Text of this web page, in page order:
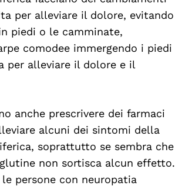
per alleviare il dolore, evitando
piedi o le camminate,
comodee immergendo i piedi
per alleviare il dolore e il
anche prescrivere dei farmaci
alcuni dei sintomi della
soprattutto se sembra che
non sortisca alcun effetto.
persone con neuropatia